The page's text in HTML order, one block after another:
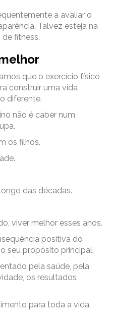
a avaliar o
Talvez esteja na
fitness.
que o exercício físico
construir uma vida
diferente.
não é caber num
os filhos.
das décadas.
viver melhor esses anos.
positiva do
seu propósito principal.
pela saúde, pela
os resultados
para toda a vida.